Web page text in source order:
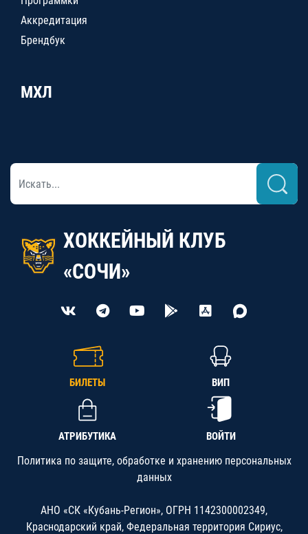
Аккредитация
Брендбук
МХЛ
ХОККЕЙНЫЙ КЛУБ
«СОЧИ»
БИЛЕТЫ ВИП
АТРИБУТИКА ВОЙТИ
Политика по защите, обработке и хранению персональных
данных
АНО «СК «Кубань-Регион», ОГРН 1142300002349,
Краснодарский край, Федеральная территория Сириус,